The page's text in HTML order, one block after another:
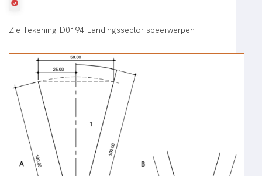
Zie Tekening D0194 Landingssector speerwerpen.